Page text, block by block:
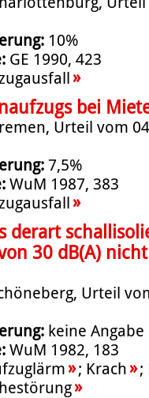
10%
GE 1990, 423
»
bei
Urteil vom
7,5%
WuM 1987, 383
»
derart
30 dB(A)
Urteil
keine Angabe
WuM 1982, 183
»; Krach»;
»